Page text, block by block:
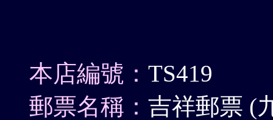
本店編號： TS419
郵票名稱： 吉祥郵票 (